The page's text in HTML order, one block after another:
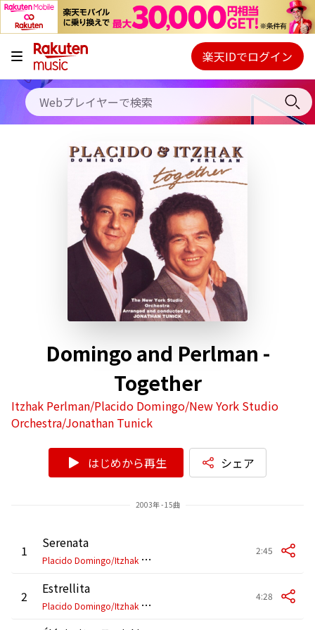
キャンペーン
料金プラン
使い方
初回30日間無料お試し
Webプレイヤー
ご契約内容の確認・変更
楽天IDでログイン
Domingo and Perlman -
Together
Itzhak Perlman/Placido Domingo/New York Studio
Orchestra/Jonathan Tunick
はじめから再生 シェア
2003年 - 15曲
1
Serenata
P
lacido Domingo/Itzhak Perlman/New York Studio Orchestra/Jonathan Tunick
2:45
2
Estrellita
P
lacido Domingo/Itzhak Perlman/New York Studio Orchestra/Jonathan Tunick
4:28